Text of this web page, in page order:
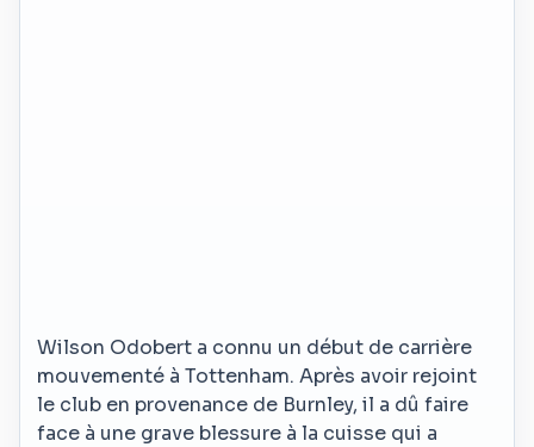
Wilson Odobert a connu un début de carrière
mouvementé à Tottenham. Après avoir rejoint
le club en provenance de Burnley, il a dû faire
face à une grave blessure à la cuisse qui a